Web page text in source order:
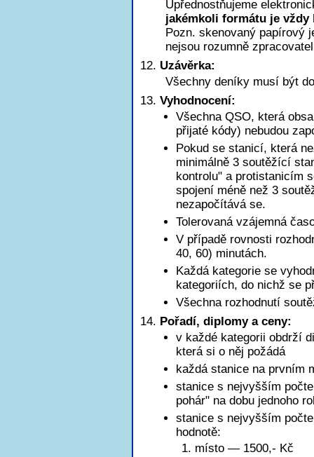
Upřednostňujeme
jakémkoli formátu je
Pozn. skenovaný papírový
nejsou rozumně
Uzávěrka:
Všechny deníky musí být
Vyhodnocení:
Všechna QSO, která
přijaté kódy) nebudou
Pokud se stanicí, která
minimálně 3 soutěžící
kontrolu" a protistanicím
spojení méně než 3
nezapočítává se.
Tolerovaná vzájemná
V případě rovnosti
40, 60) minutách.
Každá kategorie se
kategoriích, do nichž se
Všechna rozhodnutí
Pořadí, diplomy a ceny:
v každé kategorii obdrží
která si o něj požádá
každá stanice na prvním
stanice s nejvyšším
pohár" na dobu jednoho
stanice s nejvyšším
hodnotě:
1. místo — 1500,- Kč